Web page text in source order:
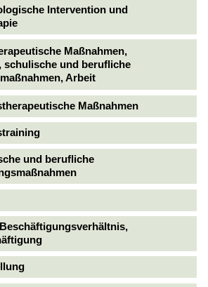
Intervention und
Maßnahmen,
schulische und berufliche
Arbeit
Maßnahmen
und berufliche